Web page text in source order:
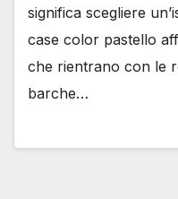
significa scegliere
case color pastello
che rientrano con le
barche…